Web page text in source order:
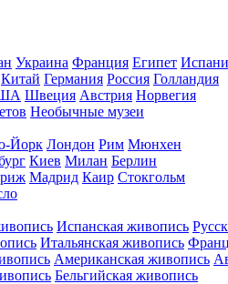
Украина Франция Египет
Китай Германия Россия Голландия
Швеция Австрия Норвегия
Необычные музеи
Йорк Лондон Рим Мюнхен
Киев Милан Берлин
Мадрид Каир Стокгольм
Испанская живопись
Итальянская живопись
Американская живопись
Бельгийская живопись